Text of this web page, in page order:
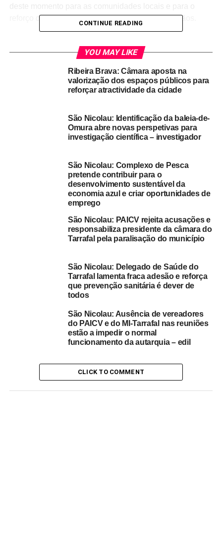
reforço da proximidade entre o Estado e os cidadãos.
empenho em continuar a promover a inclusão, o
chefe de Estado às localidades mais distantes do centro
administrativo do país, promovendo a descentralização, o
A deslocação do Presidente da República à ilha de São
Nicolau estava a ser aguardada com muita expectativa
por parte das instituições locais, bem como pela
população da ilha.
Fonte: Inforpress
ILHA DE SÃO NICOLAU
São Nicolau: Deputado do MpD diz que
Presidência na Ilha “não corresponde à verdade e
Autárquicas 2024: MpD foi a primeira força
CONTINUE READING
YOU MAY LIKE
Ribeira Brava: Câmara aposta na
valorização dos espaços públicos para
reforçar atractividade da cidade
São Nicolau: Identificação da baleia-de-
Omura abre novas perspetivas para
investigação científica – investigador
São Nicolau: Complexo de Pesca
pretende contribuir para o
desenvolvimento sustentável da
economia azul e criar oportunidades de
emprego
São Nicolau: PAICV rejeita acusações e
responsabiliza presidente da câmara do
Tarrafal pela paralisação do município
São Nicolau: Delegado de Saúde do
Tarrafal lamenta fraca adesão e reforça
que prevenção sanitária é dever de
todos
São Nicolau: Ausência de vereadores
do PAICV e do MI-Tarrafal nas reuniões
estão a impedir o normal
funcionamento da autarquia – edil
CLICK TO COMMENT